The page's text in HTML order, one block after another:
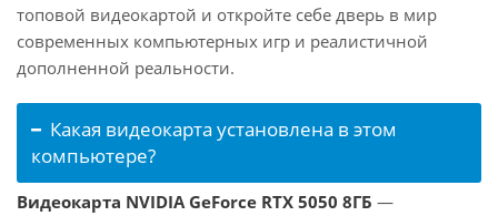
топовой видеокартой и откройте себе дверь в мир
современных компьютерных игр и реалистичной
дополненной реальности.
Какая видеокарта установлена в этом
компьютере?
Видеокарта NVIDIA GeForce RTX 5050 8ГБ —